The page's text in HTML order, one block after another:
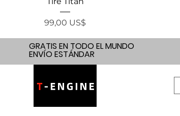
Precio
99,00 US$
GRATIS EN TODO EL MUNDO
ENVÍO ESTÁNDAR